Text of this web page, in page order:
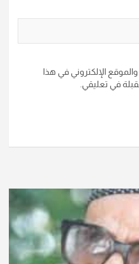
الإلكتروني في هذا
في تعليقي.